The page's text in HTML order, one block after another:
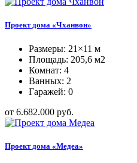
Проект дома «Чханвон»
Размеры: 21×11 м
Площадь: 205,6 м2
Комнат: 4
Ванных: 2
Гаражей: 0
от 6.682.000 руб.
Проект дома «Медеа»